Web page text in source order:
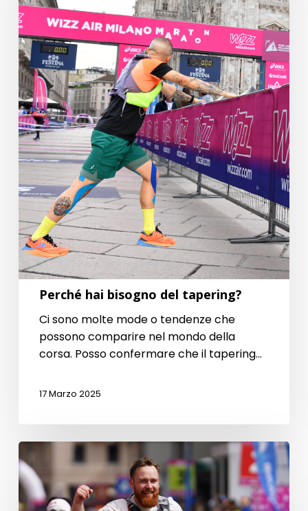
del
tapering?
Perché hai bisogno del tapering?
Ci sono molte mode o tendenze che
possono comparire nel mondo della
corsa. Posso confermare che il tapering…
17 Marzo 2025
Qual
è
il